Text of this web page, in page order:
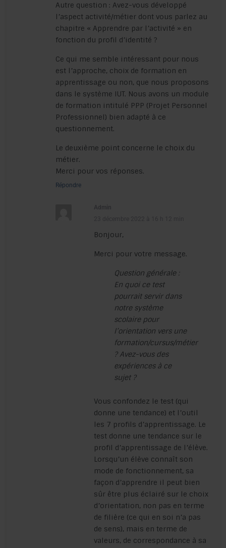
Autre question : Avez-vous développé
l’aspect activité/métier dont vous parlez au
chapitre « Apprendre par l’activité » en
fonction du profil d’identité ?
Ce qui me semble intéressant pour nous
est l’approche, choix de formation en
apprentissage ou non, que nous proposons
dans le système IUT. Nous avons un module
de formation intitulé PPP (Projet Personnel
Professionnel) bien adapté à ce
questionnement.
Le deuxième point concerne le choix du
métier.
Merci pour vos réponses.
Répondre
Bonjour,
Merci pour votre message.
Question générale :
En quoi ce test
pourrait servir dans
notre système
scolaire pour
l’orientation vers une
formation/cursus/métier
? Avez-vous des
expériences à ce
sujet ?
Vous confondez le test (qui
donne une tendance) et l’outil
les 7 profils d’apprentissage. Le
test donne une tendance sur le
profil d’apprentissage de l’élève.
Lorsqu’un élève connaît son
mode de fonctionnement, sa
façon d’apprendre il peut bien
sûr être plus éclairé sur le choix
d’orientation, non pas en terme
de filière (ce qui en soi n’a pas
de sens), mais en terme de
valeurs, de correspondance à sa